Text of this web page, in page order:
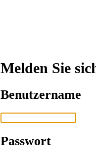
Melden Sie
Benutzername
Passwort